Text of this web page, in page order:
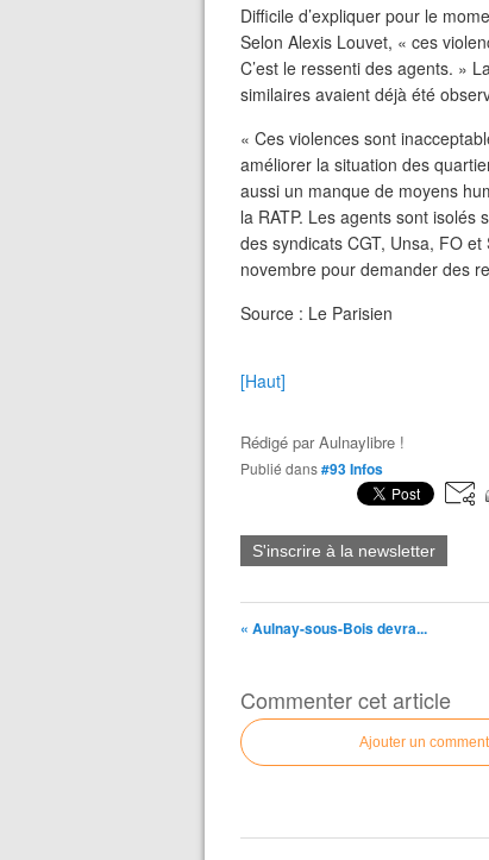
Difficile d’expliquer pour le
Selon Alexis Louvet, « ces
C’est le ressenti des agents. »
similaires avaient déjà été
« Ces violences sont
améliorer la situation des
aussi un manque de moyens
la RATP. Les agents sont isolés
des syndicats CGT, Unsa, FO
novembre pour demander des
Source : Le Parisien
[Haut]
Rédigé parAulnaylibre !
Publié dans#93 Infos
S'inscrire à la newsletter
« Aulnay-sous-Bois devra...
Commenter cet article
Ajouter un